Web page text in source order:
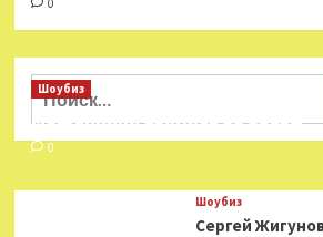
0
Найти:
Шоубиз
Мошенники взялись за звезд
0
Шоубиз
Сергей